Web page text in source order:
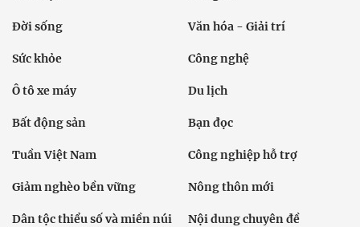
Đời sống Văn hóa - Giải trí
Sức khỏe Công nghệ
Ô tô xe máy Du lịch
Bất động sản Bạn đọc
Tuần Việt Nam Công nghiệp hỗ trợ
Giảm nghèo bền vững Nông thôn mới
Dân tộc thiểu số và miền núi Nội dung chuyên đề